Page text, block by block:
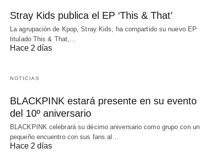
Stray Kids publica el EP ‘This & That’
La agrupación de Kpop, Stray Kids, ha compartido su nuevo EP
titulado This & That,…
Hace 2 días
NOTICIAS
BLACKPINK estará presente en su evento
del 10º aniversario
BLACKPINK celebrará su décimo aniversario como grupo con un
pequeño encuentro con sus fans al…
Hace 2 días